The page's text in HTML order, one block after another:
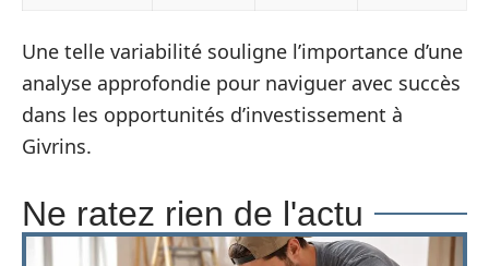
Une telle variabilité souligne l’importance d’une
analyse approfondie pour naviguer avec succès
dans les opportunités d’investissement à
Givrins.
Ne ratez rien de l'actu